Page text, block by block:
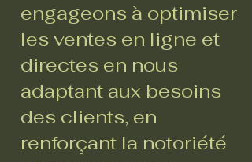
engageons à optimiser
les ventes en ligne et
directes en nous
adaptant aux besoins
des clients, en
renforçant la notoriété